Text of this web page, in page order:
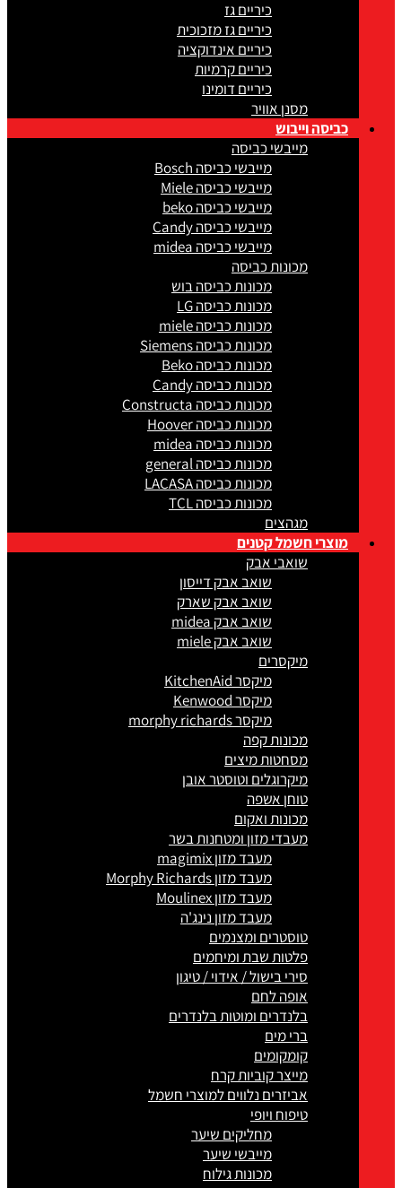
כיריים גז
כיריים גז מזכוכית
כיריים אינדוקציה
כיריים קרמיות
כיריים דומינו
מסנן אוויר
כביסה וייבוש
מייבשי כביסה
מייבשי כביסה Bosch
מייבשי כביסה Miele
מייבשי כביסה beko
מייבשי כביסה Candy
מייבשי כביסה midea
מכונות כביסה
מכונות כביסה בוש
מכונות כביסה LG
מכונות כביסה miele
מכונות כביסה Siemens
מכונות כביסה Beko
מכונות כביסה Candy
מכונות כביסה Constructa
מכונות כביסה Hoover
מכונות כביסה midea
מכונות כביסה general
מכונות כביסה LACASA
מכונות כביסה TCL
מגהצים
מוצרי חשמל קטנים
שואבי אבק
שואב אבק דייסון
שואב אבק שארק
שואב אבק midea
שואב אבק miele
מיקסרים
מיקסר KitchenAid
מיקסר Kenwood
מיקסר morphy richards
מכונות קפה
מסחטות מיצים
מיקרוגלים וטוסטר אובן
טוחן אשפה
מכונות ואקום
מעבדי מזון ומטחנות בשר
מעבד מזון magimix
מעבד מזון Morphy Richards
מעבד מזון Moulinex
מעבד מזון נינג'ה
טוסטרים ומצנמים
פלטות שבת ומיחמים
סירי בישול / אידוי / טיגון
אופה לחם
בלנדרים ומוטות בלנדרים
ברי מים
קומקומים
מייצר קוביות קרח
אביזרים נלווים למוצרי חשמל
טיפוח ויופי
מחליקים שיער
מייבשי שיער
מכונות גילוח